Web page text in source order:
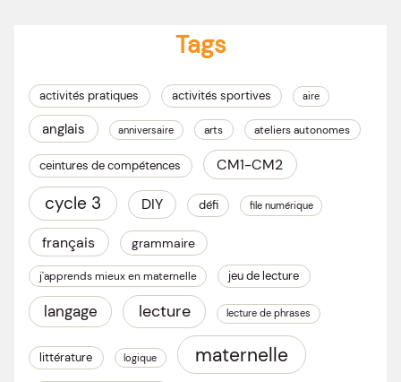
Tags
activités pratiques activités sportives aire
anglais anniversaire arts ateliers autonomes
ceintures de compétences CM1-CM2
cycle 3 DIY défi file numérique
français grammaire
j'apprends mieux en maternelle jeu de lecture
langage lecture lecture de phrases
littérature logique maternelle